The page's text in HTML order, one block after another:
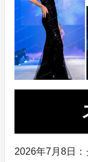
2026年7月8日